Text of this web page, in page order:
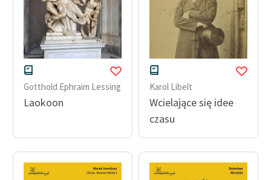
Gotthold Ephraim Lessing
Laokoon
Karol Libelt
Wcielające się idee
czasu